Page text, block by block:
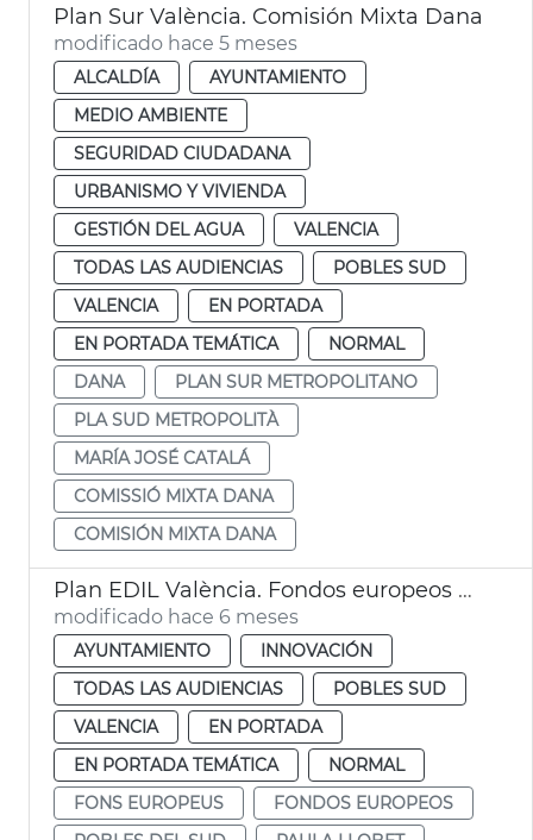
Plan Sur València. Comisión Mixta Dana
modificado hace 5 meses
ALCALDÍA
AYUNTAMIENTO
MEDIO AMBIENTE
SEGURIDAD CIUDADANA
URBANISMO Y VIVIENDA
GESTIÓN DEL AGUA
VALENCIA
TODAS LAS AUDIENCIAS
POBLES SUD
VALENCIA
EN PORTADA
EN PORTADA TEMÁTICA
NORMAL
DANA
PLAN SUR METROPOLITANO
PLA SUD METROPOLITÀ
MARÍA JOSÉ CATALÁ
COMISSIÓ MIXTA DANA
COMISIÓN MIXTA DANA
Plan EDIL València. Fondos europeos dana Pobles del Sud
modificado hace 6 meses
AYUNTAMIENTO
INNOVACIÓN
TODAS LAS AUDIENCIAS
POBLES SUD
VALENCIA
EN PORTADA
EN PORTADA TEMÁTICA
NORMAL
FONS EUROPEUS
FONDOS EUROPEOS